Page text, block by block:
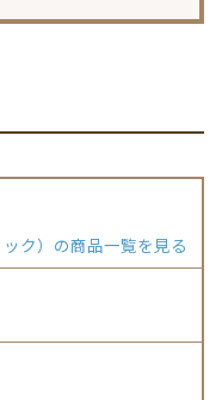
ク）の商品一覧を見る